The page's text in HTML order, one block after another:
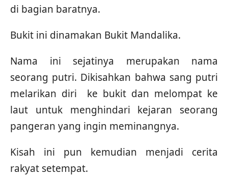
di bagian baratnya.
Bukit ini dinamakan Bukit Mandalika.
Nama ini sejatinya merupakan nama
seorang putri. Dikisahkan bahwa sang putri
melarikan diri ke bukit dan melompat ke
laut untuk menghindari kejaran seorang
pangeran yang ingin meminangnya.
Kisah ini pun kemudian menjadi cerita
rakyat setempat.